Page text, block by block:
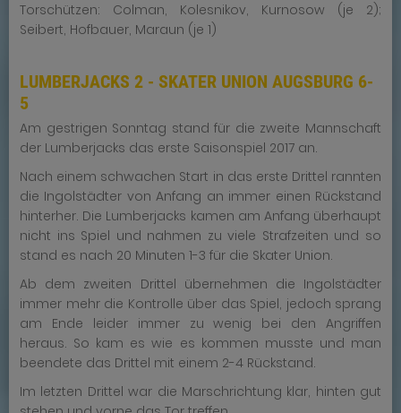
Torschützen: Colman, Kolesnikov, Kurnosow (je 2);
Seibert, Hofbauer, Maraun (je 1)
LUMBERJACKS 2 - SKATER UNION AUGSBURG 6-
5
Am gestrigen Sonntag stand für die zweite Mannschaft
der Lumberjacks das erste Saisonspiel 2017 an.
Nach einem schwachen Start in das erste Drittel rannten
die Ingolstädter von Anfang an immer einen Rückstand
hinterher. Die Lumberjacks kamen am Anfang überhaupt
nicht ins Spiel und nahmen zu viele Strafzeiten und so
stand es nach 20 Minuten 1-3 für die Skater Union.
Ab dem zweiten Drittel übernehmen die Ingolstädter
immer mehr die Kontrolle über das Spiel, jedoch sprang
am Ende leider immer zu wenig bei den Angriffen
heraus. So kam es wie es kommen musste und man
beendete das Drittel mit einem 2-4 Rückstand.
Im letzten Drittel war die Marschrichtung klar, hinten gut